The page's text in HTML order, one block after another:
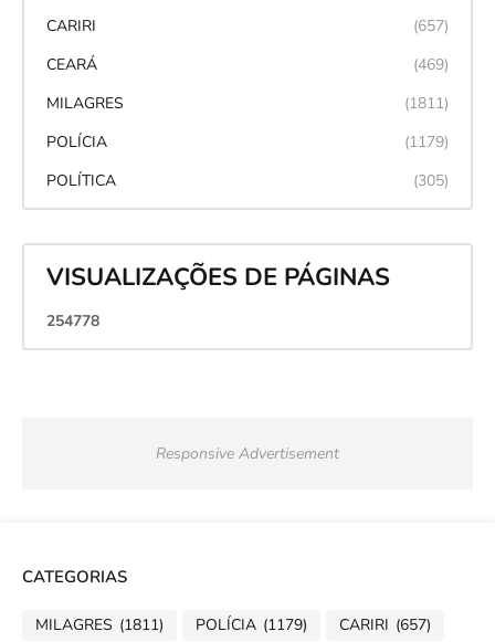
CARIRI
(657)
CEARÁ
(469)
MILAGRES
(1811)
POLÍCIA
(1179)
POLÍTICA
(305)
VISUALIZAÇÕES DE PÁGINAS
254778
Responsive Advertisement
CATEGORIAS
MILAGRES (1811) POLÍCIA (1179) CARIRI (657)